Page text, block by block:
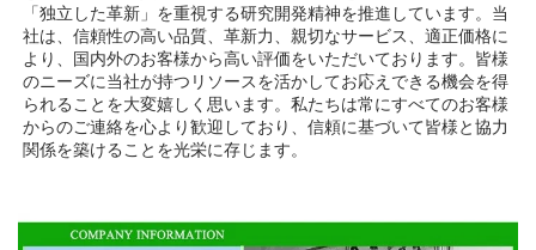
「独立した革新」を重視する研究開発精神を推進しています。当
社は、信頼性の高い品質、革新力、親切なサービス、適正価格に
より、国内外のお客様から高い評価をいただいております。皆様
のニーズに当社が持つリソースを活かしてお応えできる機会を得
られることを大変嬉しく思います。私たちは常にすべてのお客様
からのご連絡を心より歓迎しており、信頼に基づいて皆様と協力
関係を築けることを光栄に存じます。